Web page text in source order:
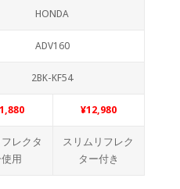
HONDA
ADV160
2BK-KF54
¥12,980
レクタ
用
スリムリフレク
ター付き